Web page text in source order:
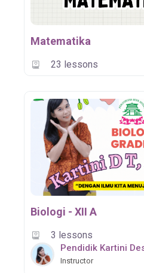
Matematika
23 lessons
Biologi - XII A
3 lessons
Pendidik Kartini
Instructor